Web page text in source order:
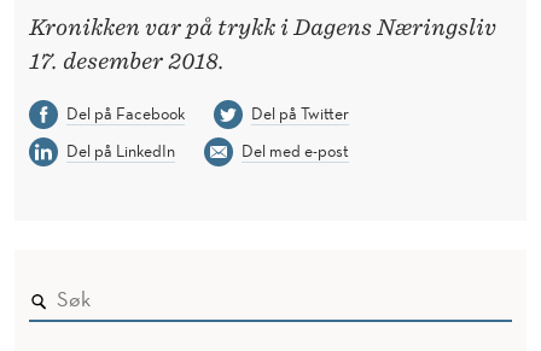
Kronikken var på trykk i Dagens Næringsliv
17. desember 2018.
Del på Facebook
Del på Twitter
Del på LinkedIn
Del med e-post